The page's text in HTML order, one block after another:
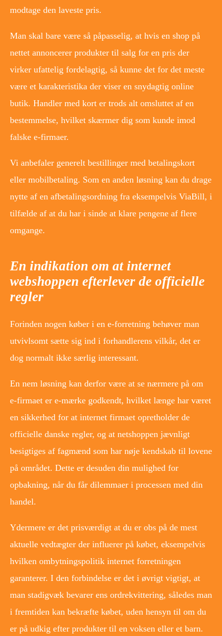
modtage den laveste pris.
Man skal bare være så påpasselig, at hvis en shop på
nettet annoncerer produkter til salg for en pris der
virker ufattelig fordelagtig, så kunne det for det meste
være et karakteristika der viser en snydagtig online
butik. Handler med kort er trods alt omsluttet af en
bestemmelse, hvilket skærmer dig som kunde imod
falske e-firmaer.
Vi anbefaler generelt bestillinger med betalingskort
eller mobilbetaling. Som en anden løsning kan du drage
nytte af en afbetalingsordning fra eksempelvis ViaBill, i
tilfælde af at du har i sinde at klare pengene af flere
omgange.
En indikation om at internet
webshoppen efterlever de officielle
regler
Forinden nogen køber i en e-forretning behøver man
utvivlsomt sætte sig ind i forhandlerens vilkår, det er
dog normalt ikke særlig interessant.
En nem løsning kan derfor være at se nærmere på om
e-firmaet er e-mærke godkendt, hvilket længe har været
en sikkerhed for at internet firmaet opretholder de
officielle danske regler, og at netshoppen jævnligt
besigtiges af fagmænd som har nøje kendskab til lovene
på området. Dette er desuden din mulighed for
opbakning, når du får dilemmaer i processen med din
handel.
Ydermere er det prisværdigt at du er obs på de mest
aktuelle vedtægter der influerer på købet, eksempelvis
hvilken ombytningspolitik internet forretningen
garanterer. I den forbindelse er det i øvrigt vigtigt, at
man stadigvæk bevarer ens ordrekvittering, således man
i fremtiden kan bekræfte købet, uden hensyn til om du
er på udkig efter produkter til en voksen eller et barn.